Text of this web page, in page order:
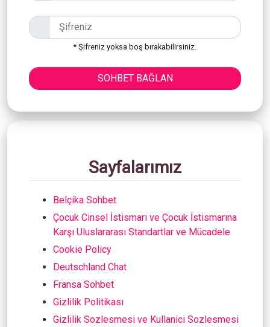
* Şifreniz yoksa boş bırakabilirsiniz.
SOHBET BAĞLAN
Sayfalarımız
Belçika Sohbet
Çocuk Cinsel İstismarı ve Çocuk İstismarına
Karşı Uluslararası Standartlar ve Mücadele
Cookie Policy
Deutschland Chat
Fransa Sohbet
Gizlilik Politikası
Gizlilik Sozlesmesi ve Kullanici Sozlesmesi